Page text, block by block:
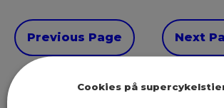
Previous Page Next
Cookies på